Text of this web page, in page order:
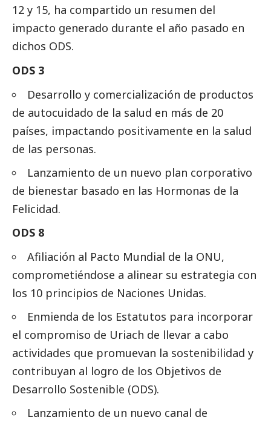
12 y 15, ha compartido un resumen del
impacto generado durante el año pasado en
dichos ODS.
ODS 3
Desarrollo y comercialización de productos
de autocuidado de la salud en más de 20
países, impactando positivamente en la salud
de las personas.
Lanzamiento de un nuevo plan corporativo
de bienestar basado en las Hormonas de la
Felicidad.
ODS 8
Afiliación al Pacto Mundial de la ONU,
comprometiéndose a alinear su estrategia con
los 10 principios de Naciones Unidas.
Enmienda de los Estatutos para incorporar
el compromiso de Uriach de llevar a cabo
actividades que promuevan la sostenibilidad y
contribuyan al logro de los Objetivos de
Desarrollo Sostenible (ODS).
Lanzamiento de un nuevo canal de